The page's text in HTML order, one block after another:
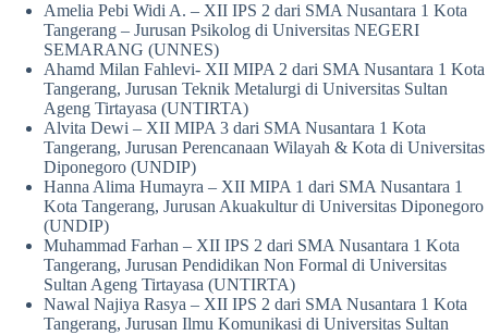
Amelia Pebi Widi A. – XII IPS 2 dari SMA Nusantara 1 Kota
Tangerang – Jurusan Psikolog di Universitas NEGERI
SEMARANG (UNNES)
Ahamd Milan Fahlevi- XII MIPA 2 dari SMA Nusantara 1 Kota
Tangerang, Jurusan Teknik Metalurgi di Universitas Sultan
Ageng Tirtayasa (UNTIRTA)
Alvita Dewi – XII MIPA 3 dari SMA Nusantara 1 Kota
Tangerang, Jurusan Perencanaan Wilayah & Kota di Universitas
Diponegoro (UNDIP)
Hanna Alima Humayra – XII MIPA 1 dari SMA Nusantara 1
Kota Tangerang, Jurusan Akuakultur di Universitas Diponegoro
(UNDIP)
Muhammad Farhan – XII IPS 2 dari SMA Nusantara 1 Kota
Tangerang, Jurusan Pendidikan Non Formal di Universitas
Sultan Ageng Tirtayasa (UNTIRTA)
Nawal Najiya Rasya – XII IPS 2 dari SMA Nusantara 1 Kota
Tangerang, Jurusan Ilmu Komunikasi di Universitas Sultan